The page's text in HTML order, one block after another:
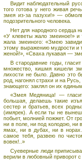
Видит наблюдательный
того готова у него живая
змея из-за пазухи!» —
подозрительного человека.
Нет для народного сердца
«У клеветы жало змеиное!» и
жала змеиного: «Змею
этому выражению мудрости и
женой!», «Сваха лукавая —
В стародавние годы,
множество, кишмя кишели
лихости не было. Давно это
род, нагонял страхи и на
знающего: заклял он их
«Змея Медяница! —
большая, делаешь такие
сестер и братьев, всех
(имярек). А если ты не
побьет, молнией пожжет. От
ни в поле, ни под колодою, ни
ямах, ни в дубах, ни в
самое тебя, развею по
вовек!..»
Суеверные люди
верили в любовный приворот